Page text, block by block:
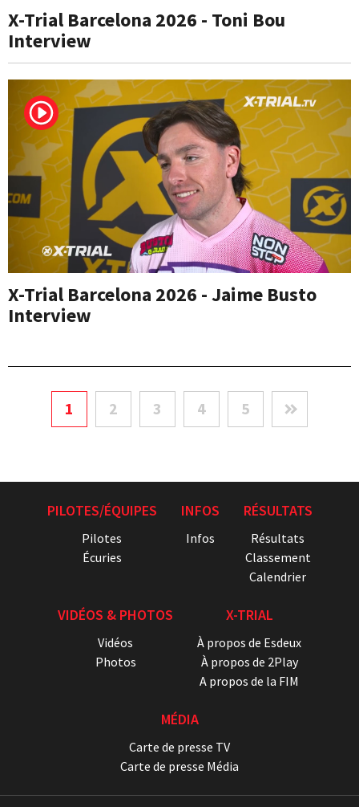
X-Trial Barcelona 2026 - Toni Bou
Interview
X-Trial Barcelona 2026 - Jaime Busto
Interview
1 2 3 4 5
PILOTES/ÉQUIPES
Pilotes
Écuries
INFOS
Infos
RÉSULTATS
Résultats
Classement
Calendrier
VIDÉOS & PHOTOS
Vidéos
Photos
X-TRIAL
À propos de Esdeux
À propos de 2Play
A propos de la FIM
MÉDIA
Carte de presse TV
Carte de presse Média